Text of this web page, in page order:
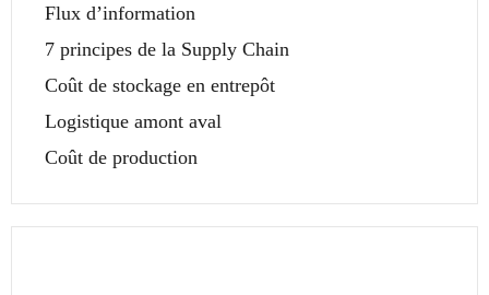
Flux d’information
7 principes de la Supply Chain
Coût de stockage en entrepôt
Logistique amont aval
Coût de production